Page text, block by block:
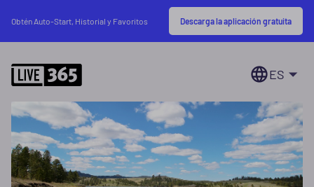
Obtén Auto-Start, Historial y Favoritos Descarga la aplicación gratuita
ES